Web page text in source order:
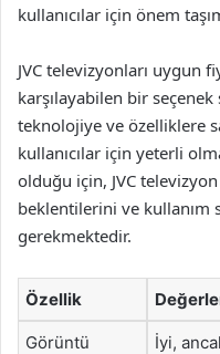
kullanıcılar için önem
JVC televizyonları uygun
karşılayabilen bir
teknolojiye ve özelliklere
kullanıcılar için yeterli
olduğu için, JVC
beklentilerini ve kullanım
gerekmektedir.
Özellik
Görüntü
İyi,